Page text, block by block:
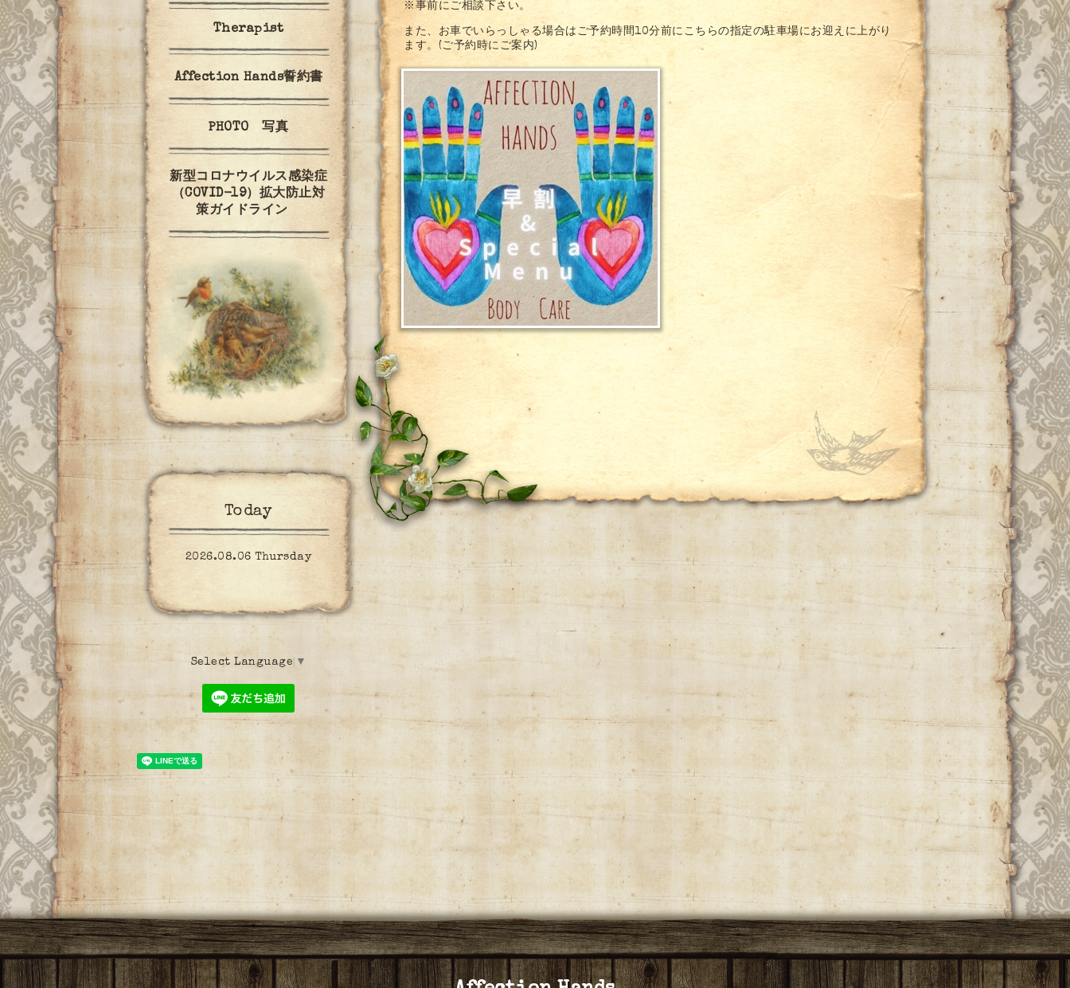
※事前にご相談下さい。
また、お車でいらっしゃる場合はご予約時間10分前にこちらの指定の駐車場にお迎えに上がり
ます。(ご予約時にご案内)
Therapist
Affection Hands誓約書
PHOTO 写真
新型コロナウイルス感染症
（COVID-19）拡大防止対
策ガイドライン
Today
2026.08.06 Thursday
Select Language ▼